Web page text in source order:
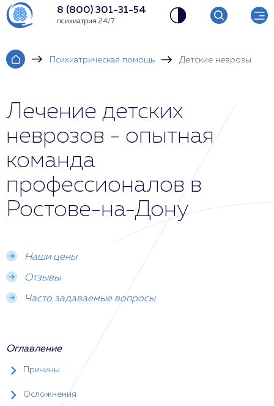
8 (800) 301-31-54
психиатрия 24/7
Психиатрическая помощь Детские неврозы
Лечение детских
неврозов - опытная
команда
профессионалов в
Ростове-на-Дону
Наши цены
Отзывы
Часто задаваемые вопросы
Оглавление
Причины
Осложнения